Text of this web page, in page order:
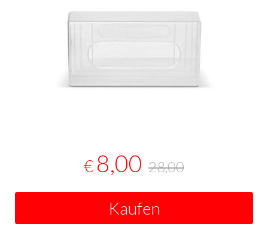
€ 8,00 28,00
Kaufen